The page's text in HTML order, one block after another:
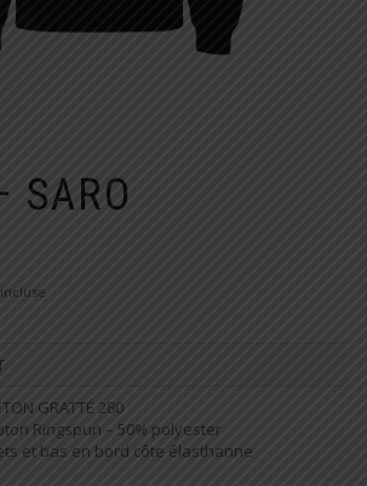
SARO
GRATTÉ 280
Ringspun – 50% polyester
et bas en bord côte élasthanne